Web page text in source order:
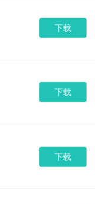
下载
下载
下载